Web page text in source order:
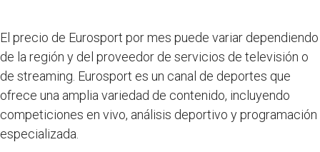
El precio de Eurosport por mes puede variar dependiendo
de la región y del proveedor de servicios de televisión o
de streaming. Eurosport es un canal de deportes que
ofrece una amplia variedad de contenido, incluyendo
competiciones en vivo, análisis deportivo y programación
especializada.